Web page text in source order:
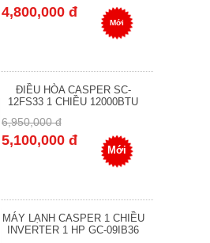
4,800,000 đ
Mới
ĐIỀU HÒA CASPER SC-
12FS33 1 CHIỀU 12000BTU
6,950,000 đ
5,100,000 đ
Mới
MÁY LẠNH CASPER 1 CHIỀU
INVERTER 1 HP GC-09IB36